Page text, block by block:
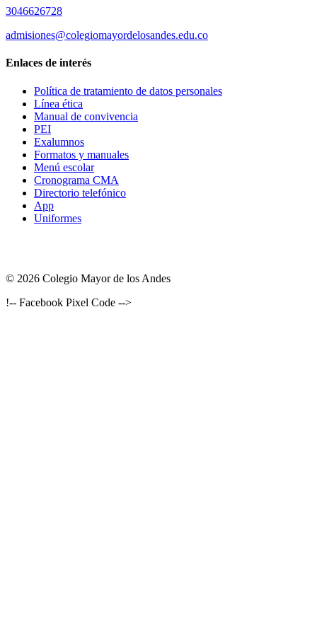
3046626728
admisiones@colegiomayordelosandes.edu.co
Enlaces de interés
Política de tratamiento de datos personales
Línea ética
Manual de convivencia
PEI
Exalumnos
Formatos y manuales
Menú escolar
Cronograma CMA
Directorio telefónico
App
Uniformes
© 2026 Colegio Mayor de los Andes
!-- Facebook Pixel Code -->